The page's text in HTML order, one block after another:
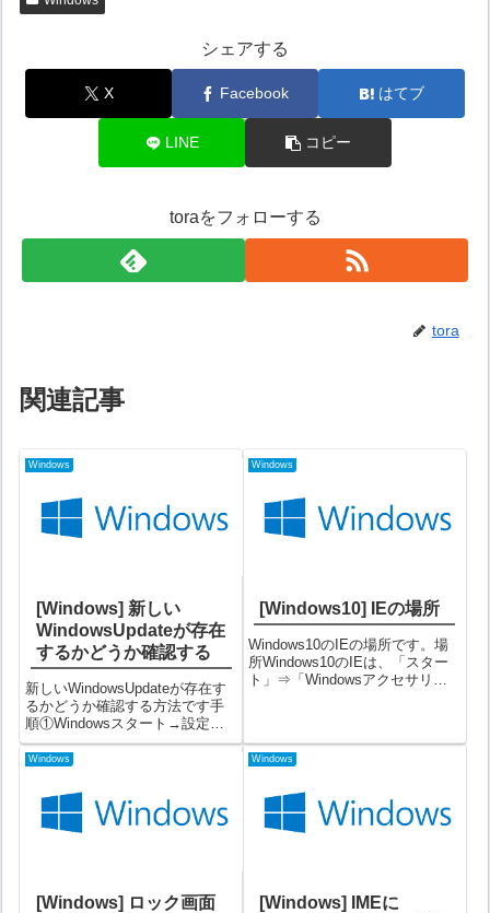
シェアする
X Facebook はてブ
LINE コピー
toraをフォローする
tora
関連記事
Windows
[Windows] 新しい
WindowsUpdateが存在
するかどうか確認する
新しいWindowsUpdateが存在す
るかどうか確認する方法です手
順①Windowsスタート→設定を
選択する歯車マークのアイコン
が設定です。②設定メニューか
択する③画面左側メニューで
「WindowsUpdate...
Windows
[Windows10] IEの場所
Windows10のIEの場所です。場
所Windows10のIEは、「スター
ト」⇒「Windowsアクセサリ」
ん。その場合は以下記事を...
Windows
[Windows] ロック画面
Windows
[Windows] IMEに